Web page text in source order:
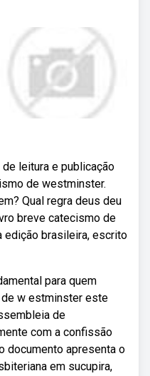
leitura e publicação
de westminster.
Qual regra deus deu
breve catecismo de
brasileira, escrito
para quem
w estminster este
de
com a confissão
documento apresenta o
em sucupira,